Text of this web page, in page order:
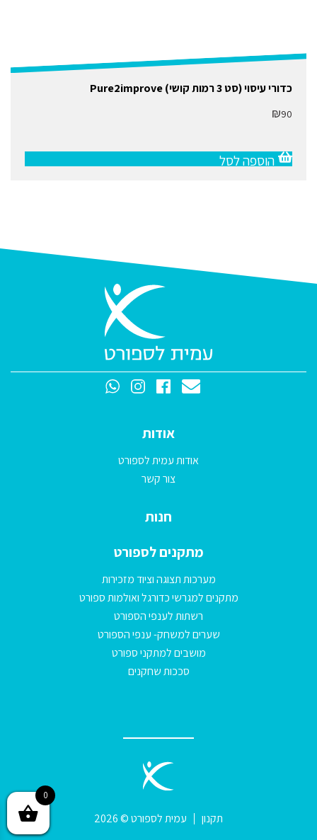
כדורי עיסוי (סט 3 רמות קושי) Pure2improve
₪90
הוספה לסל
אודות
אודות עמית לספורט
צור קשר
חנות
מתקנים לספורט
מערכות תצוגה וציוד מזכירות
מתקנים למגרשי כדורגל ואולמות ספורט
רשתות לענפי הספורט
שערים למשחק- ענפי הספורט
מושבים למתקני ספורט
סככות שחקנים
תקנון עמית לספורט © 2026
0